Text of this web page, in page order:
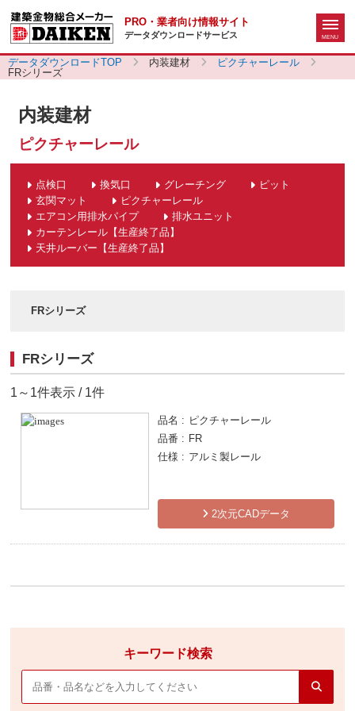
PRO・業者向け情報サイト
データダウンロードサービス
データダウンロードTOP 内装建材
ピクチャーレール
FRシリーズ
内装建材
ピクチャーレール
点検口 換気口 グレーチング
ピット
玄関マット
ピクチャーレール
エアコン用排水パイプ
排水ユニット
カーテンレール【生産終了品】
天井ルーバー【生産終了品】
FRシリーズ
FRシリーズ
1～1件表示 / 1件
品名
ピクチャーレール
品番
FR
仕様
アルミ製レール
2次元CADデータ
キーワード検索